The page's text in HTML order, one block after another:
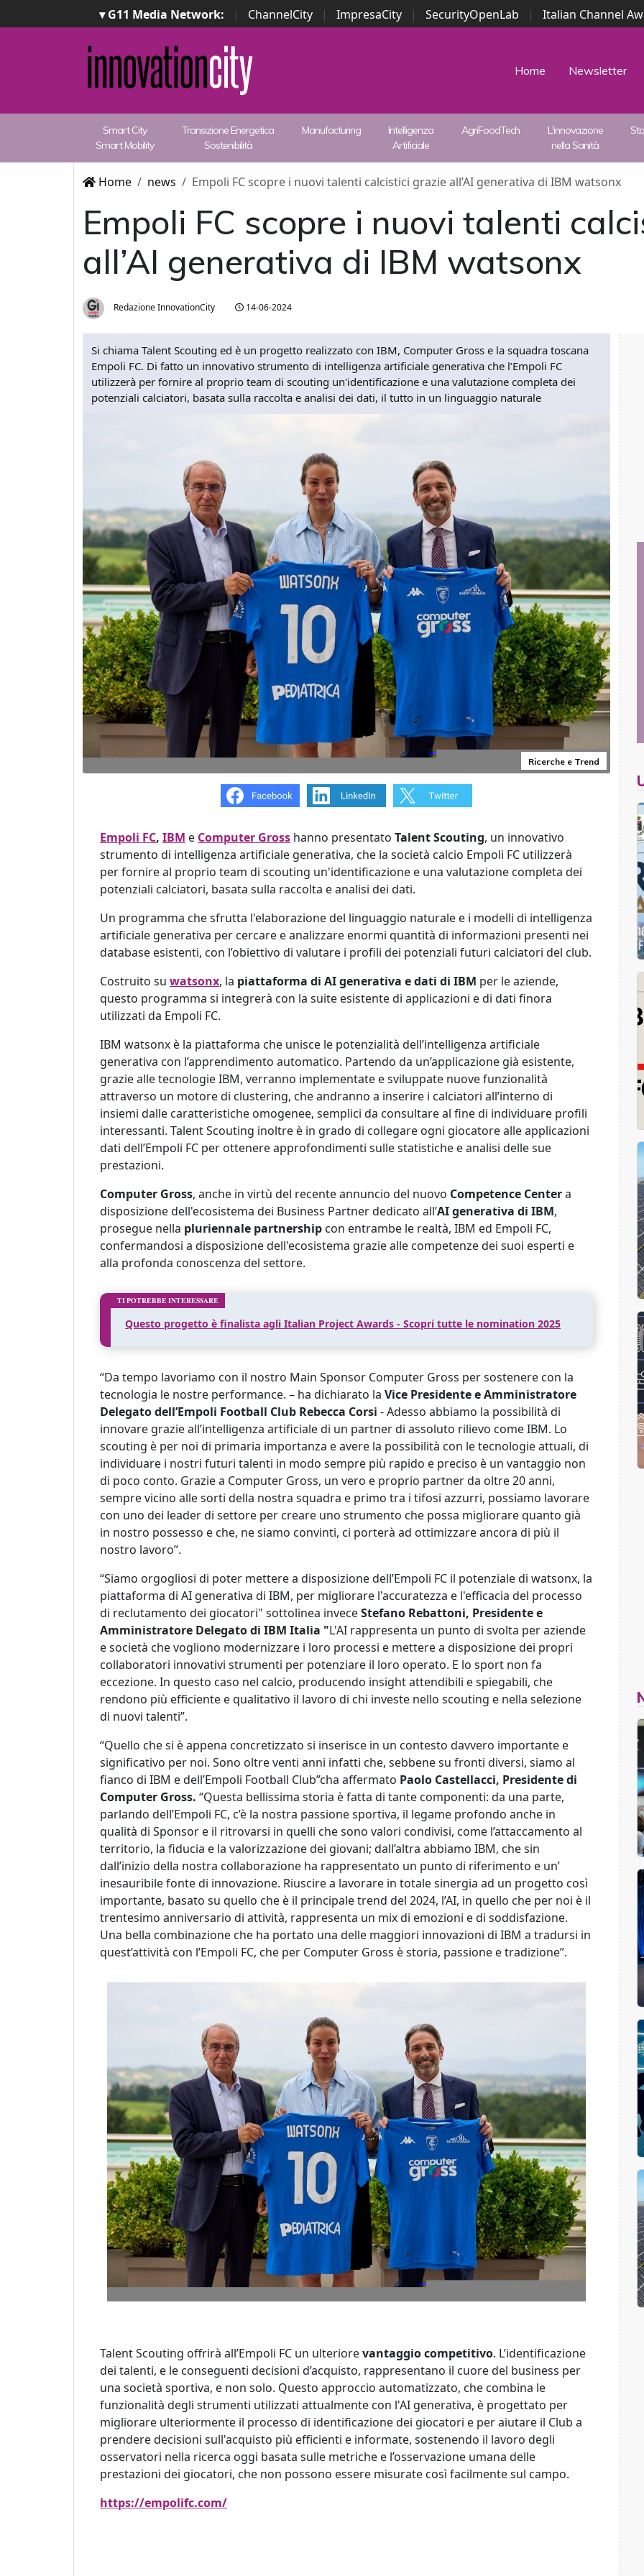
▾ G11 Media Network: | ChannelCity | ImpresaCity | SecurityOpenLab | Italian Channel
Security Awards | ...
Home Newsletter
Smart City
Smart Mobility
Transizione Energetica
Sostenibilità
Manufacturing
Intelligenza
Artificiale
AgriFoodTech
L'innovazione
nella Sanità
Home news Empoli FC scopre i nuovi talenti calcistici grazie all’AI generativa di IBM watsonx
Empoli FC scopre i nuovi talenti
all’AI generativa di IBM watsonx
Redazione InnovationCity 14-06-2024
Si chiama Talent Scouting ed è un progetto realizzato con IBM, Computer Gross e la squadra toscana
Empoli FC. Di fatto un innovativo strumento di intelligenza artificiale generativa che l’Empoli FC
utilizzerà per fornire al proprio team di scouting un'identificazione e una valutazione completa dei
potenziali calciatori, basata sulla raccolta e analisi dei dati, il tutto in un linguaggio naturale
Ricerche e Trend
Empoli FC, IBM e Computer Gross hanno presentato Talent Scouting, un innovativo
strumento di intelligenza artificiale generativa, che la società calcio Empoli FC utilizzerà
per fornire al proprio team di scouting un'identificazione e una valutazione completa dei
potenziali calciatori, basata sulla raccolta e analisi dei dati.
Un programma che sfrutta l'elaborazione del linguaggio naturale e i modelli di intelligenza
artificiale generativa per cercare e analizzare enormi quantità di informazioni presenti nei
database esistenti, con l’obiettivo di valutare i profili dei potenziali futuri calciatori del club.
Costruito su watsonx, la piattaforma di AI generativa e dati di IBM per le aziende,
questo programma si integrerà con la suite esistente di applicazioni e di dati finora
utilizzati da Empoli FC.
IBM watsonx è la piattaforma che unisce le potenzialità dell’intelligenza artificiale
generativa con l’apprendimento automatico. Partendo da un’applicazione già esistente,
grazie alle tecnologie IBM, verranno implementate e sviluppate nuove funzionalità
attraverso un motore di clustering, che andranno a inserire i calciatori all’interno di
insiemi dalle caratteristiche omogenee, semplici da consultare al fine di individuare profili
interessanti. Talent Scouting inoltre è in grado di collegare ogni giocatore alle applicazioni
dati dell’Empoli FC per ottenere approfondimenti sulle statistiche e analisi delle sue
prestazioni.
Computer Gross, anche in virtù del recente annuncio del nuovo Competence Centera
disposizione dell'ecosistema dei Business Partner dedicato all’AI generativa di IBM,
prosegue nella pluriennale partnership con entrambe le realtà, IBM ed Empoli FC,
confermandosi a disposizione dell'ecosistema grazie alle competenze dei suoi esperti e
alla profonda conoscenza del settore.
Questo progetto è finalista agli Italian Project Awards - Scopri tutte le nomination 2025
“Da tempo lavoriamo con il nostro Main Sponsor Computer Gross per sostenere con la
tecnologia le nostre performance. – ha dichiarato la Vice Presidente e Amministratore
Delegato dell’Empoli Football Club Rebecca Corsi - Adesso abbiamo la possibilità di
innovare grazie all’intelligenza artificiale di un partner di assoluto rilievo come IBM. Lo
scouting è per noi di primaria importanza e avere la possibilità con le tecnologie attuali, di
individuare i nostri futuri talenti in modo sempre più rapido e preciso è un vantaggio non
di poco conto. Grazie a Computer Gross, un vero e proprio partner da oltre 20 anni,
sempre vicino alle sorti della nostra squadra e primo tra i tifosi azzurri, possiamo lavorare
con uno dei leader di settore per creare uno strumento che possa migliorare quanto già
in nostro possesso e che, ne siamo convinti, ci porterà ad ottimizzare ancora di più il
nostro lavoro”.
“Siamo orgogliosi di poter mettere a disposizione dell’Empoli FC il potenziale di watsonx, la
piattaforma di AI generativa di IBM, per migliorare l'accuratezza e l'efficacia del processo
di reclutamento dei giocatori" sottolinea inveceStefano Rebattoni, Presidente e
Amministratore Delegato di IBM Italia "L'AI rappresenta un punto di svolta per aziende
e società che vogliono modernizzare i loro processi e mettere a disposizione dei propri
collaboratori innovativi strumenti per potenziare il loro operato. E lo sport non fa
eccezione. In questo caso nel calcio, producendo insight attendibili e spiegabili, che
rendono più efficiente e qualitativo il lavoro di chi investe nello scouting e nella selezione
di nuovi talenti”.
“Quello che si è appena concretizzato si inserisce in un contesto davvero importante e
significativo per noi. Sono oltre venti anni infatti che, sebbene su fronti diversi, siamo al
fianco di IBM e dell’Empoli Football Club”cha affermato Paolo Castellacci, Presidente di
Computer Gross. “Questa bellissima storia è fatta di tante componenti: da una parte,
parlando dell’Empoli FC, c’è la nostra passione sportiva, il legame profondo anche in
qualità di Sponsor e il ritrovarsi in quelli che sono valori condivisi, come l’attaccamento al
territorio, la fiducia e la valorizzazione dei giovani; dall’altra abbiamo IBM, che sin
dall’inizio della nostra collaborazione ha rappresentato un punto di riferimento e un’
inesauribile fonte di innovazione. Riuscire a lavorare in totale sinergia ad un progetto così
importante, basato su quello che è il principale trend del 2024, l’AI, in quello che per noi è il
trentesimo anniversario di attività, rappresenta un mix di emozioni e di soddisfazione.
Una bella combinazione che ha portato una delle maggiori innovazioni di IBM a tradursi in
quest’attività con l’Empoli FC, che per Computer Gross è storia, passione e tradizione”.
Talent Scouting offrirà all’Empoli FC un ulteriorevantaggio competitivo. L’identificazione
dei talenti, e le conseguenti decisioni d’acquisto, rappresentano il cuore del business per
una società sportiva, e non solo. Questo approccio automatizzato, che combina le
funzionalità degli strumenti utilizzati attualmente con l'AI generativa, è progettato per
migliorare ulteriormente il processo di identificazione dei giocatori e per aiutare il Club a
prendere decisioni sull'acquisto più efficienti e informate, sostenendo il lavoro degli
osservatori nella ricerca oggi basata sulle metriche e l’osservazione umana delle
prestazioni dei giocatori, che non possono essere misurate così facilmente sul campo.
https://empolifc.com/